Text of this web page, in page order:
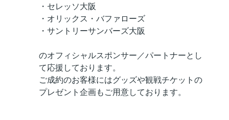
・セレッソ大阪
・オリックス・バファローズ
・サントリーサンバーズ大阪
のオフィシャルスポンサー／パートナーとし
て応援しております。
ご成約のお客様にはグッズや観戦チケットの
プレゼント企画もご用意しております。